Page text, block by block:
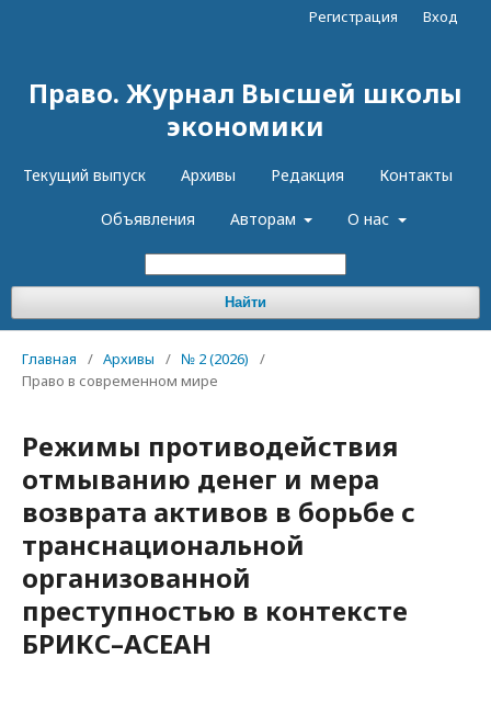
Право. Журнал Высшей школы
экономики
Текущий выпуск Архивы Редакция Контакты
Объявления Авторам О нас
Найти
Регистрация Вход
Главная / Архивы / № 2 (2026)
/
Право в современном мире
Режимы противодействия
отмыванию денег и мера
возврата активов в борьбе с
транснациональной
организованной
преступностью в контексте
БРИКС–АСЕАН